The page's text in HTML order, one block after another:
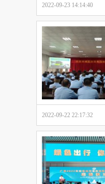
2022-09-23 14:14:40
2022-09-22 22:17:32